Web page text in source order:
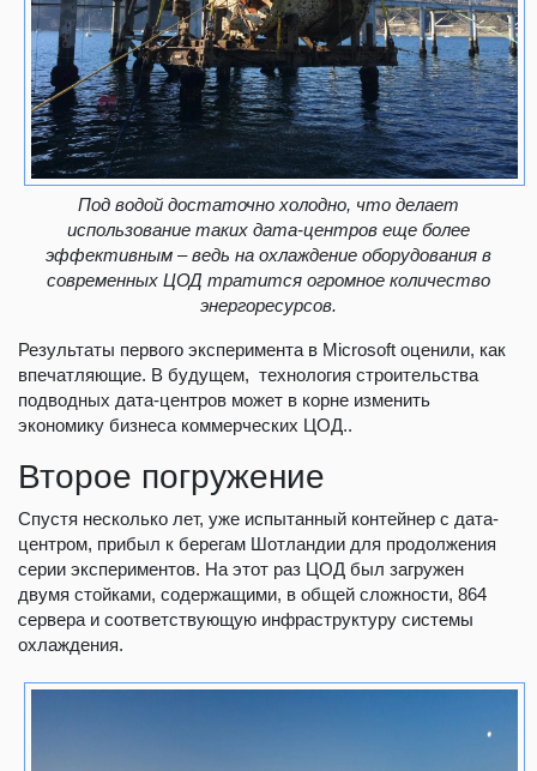
Под водой достаточно холодно, что делает
использование таких дата-центров еще более
эффективным – ведь на охлаждение оборудования в
современных ЦОД тратится огромное количество
энергоресурсов.
Результаты первого эксперимента в Microsoft оценили, как
впечатляющие. В будущем, технология строительства
подводных дата-центров может в корне изменить
экономику бизнеса коммерческих ЦОД..
Второе погружение
Спустя несколько лет, уже испытанный контейнер с дата-
центром, прибыл к берегам Шотландии для продолжения
серии экспериментов. На этот раз ЦОД был загружен
двумя стойками, содержащими, в общей сложности, 864
сервера и соответствующую инфраструктуру системы
охлаждения.